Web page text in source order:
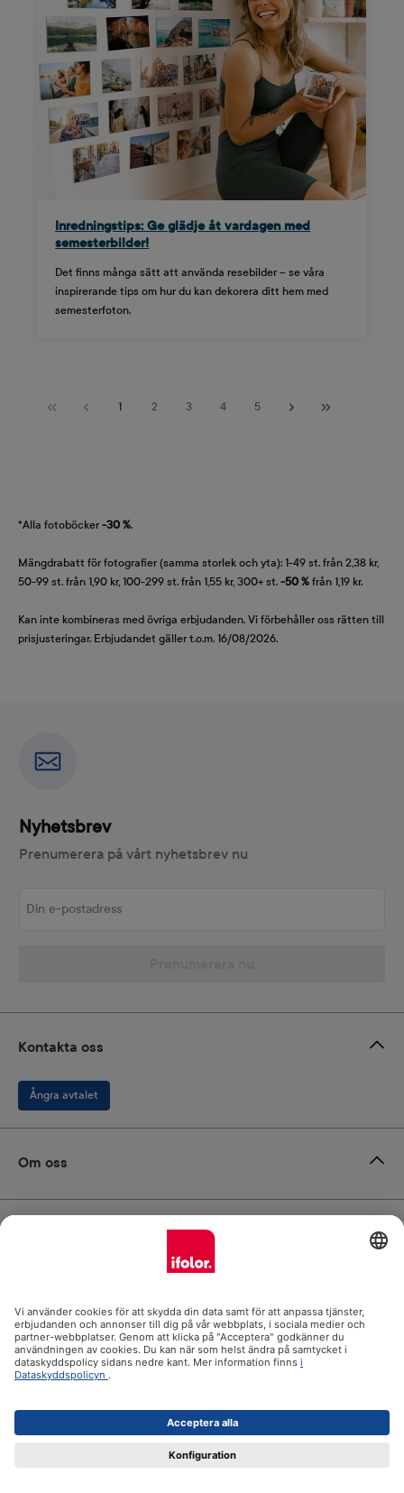
Inredningstips: Ge glädje åt vardagen med
semesterbilder!
Det finns många sätt att använda resebilder – se våra
inspirerande tips om hur du kan dekorera ditt hem med
semesterfoton.
Sida
1 Sida
2 Sida
3 Sida
4 Sida
5
*Alla fotoböcker -30 %.
Mängdrabatt för fotografier (samma storlek och yta): 1-49 st. från 2,38 kr,
50-99 st. från 1,90 kr, 100-299 st. från 1,55 kr, 300+ st. -50 % från 1,19 kr.
Kan inte kombineras med övriga erbjudanden. Vi förbehåller oss rätten till
prisjusteringar. Erbjudandet gäller t.o.m. 16/08/2026.
Nyhetsbrev
Prenumerera på vårt nyhetsbrev nu
Certifikat
Kontakta oss
Ångra avtalet
Om oss
Support och instruktioner